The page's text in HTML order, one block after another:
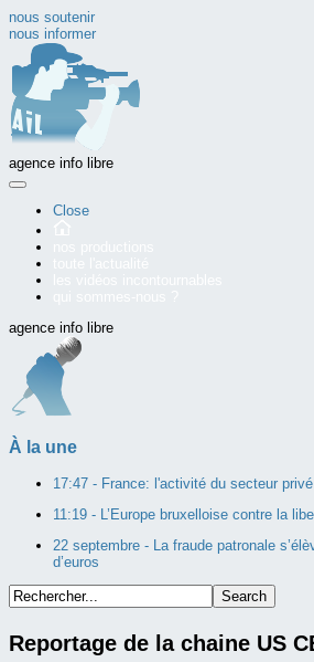
nous soutenir
nous informer
agence info libre
Close
agence info libre
À la une
17:47 - France: l'activité du secteur
11:19 - L’Europe bruxelloise contre la
22 septembre - La fraude patronale
d’euros
Reportage de la chaine US